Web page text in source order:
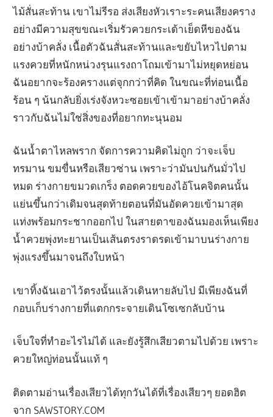
ไม้สั่นสะท้าน เขาไม่รีรอ ส่งเสียงหัวเราะระคนเสียงคราง
อย่างมีความสุขขณะเริ่มรัวควยกระเด้าเย็ดหีของฉัน
อย่างบ้าคลั่ง เนื้อตัวฉันสั่นสะท้านและขยับไหวไปตาม
แรงควยที่หนักหน่วงรุนแรงถาโถมเข้ามาไม่หยุดหย่อน
ฉันอยากจะร้องครางแต่จุกกว่าที่คิด ในขณะที่ท่อนเนื้อ
ร้อน ๆ น้นกลับยิ่งเร่งจังหวะซอยเข้าเข้ามาอย่างบ้าคลั่ง
ราวกับฉันไม่ใช่สิ่งของที่อยากทะนุนอม
ฉันน้ำตาไหลพราก จัดการความคิดไม่ถูก ว่าจะเจ็บ
ทรมาน ขมขื่นหรือเสียวซ่าน เพราะว่ามันปนกันมั่วไป
หมด ร่างกายขมวดเกร็ง ตอดควยของไอ้โนคจิตคนนั้น
แย่นขึ้นกว่าเดิมจนสุดท้ายตอนที่มันอัดควยเข้ามาสุด
แท่งพร้อมกระชากออกไป ในสายตาของฉันมองเห็นเพียง
น้ำควยพุ่งทะยานเป็นเส้นตรงราดรดเข้ามาบนร่างกาย
พุ่งแรงขึ้นมาจนถึงใบหน้า
เขาทิ้งฉันเอาไว้ตรงนั้นแล้วเดินหายลับไป มีเพียงฉันที่
กอบเก็บร่างกายที่แตกกระจายเดินโซเซกลับบ้าน
เจ็บใจที่ทำอะไรไม่ได้ และยังรู้สึกเสียวตามไปด้วย เพราะ
ควยใหญ่ท่อนนั้นแท้ ๆ
ติดตามอ่านเรื่องเสียวได้ทุกวันได้ที่เรื่องเสียวๆ ยอดฮิต
จาก SAWSTORY.COM